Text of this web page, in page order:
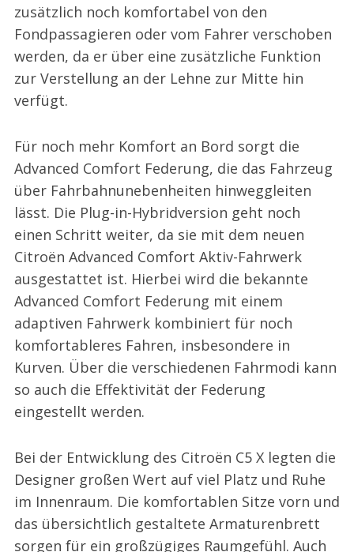
zusätzlich noch komfortabel von den
Fondpassagieren oder vom Fahrer verschoben
werden, da er über eine zusätzliche Funktion
zur Verstellung an der Lehne zur Mitte hin
verfügt.
Für noch mehr Komfort an Bord sorgt die
Advanced Comfort Federung, die das Fahrzeug
über Fahrbahnunebenheiten hinweggleiten
lässt. Die Plug-in-Hybridversion geht noch
einen Schritt weiter, da sie mit dem neuen
Citroën Advanced Comfort Aktiv-Fahrwerk
ausgestattet ist. Hierbei wird die bekannte
Advanced Comfort Federung mit einem
adaptiven Fahrwerk kombiniert für noch
komfortableres Fahren, insbesondere in
Kurven. Über die verschiedenen Fahrmodi kann
so auch die Effektivität der Federung
eingestellt werden.
Bei der Entwicklung des Citroën C5 X legten die
Designer großen Wert auf viel Platz und Ruhe
im Innenraum. Die komfortablen Sitze vorn und
das übersichtlich gestaltete Armaturenbrett
sorgen für ein großzügiges Raumgefühl. Auch